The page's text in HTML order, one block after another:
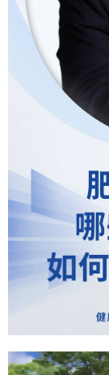
彩票
公益
文化产业
北京
辽宁
浙江
山东
四川